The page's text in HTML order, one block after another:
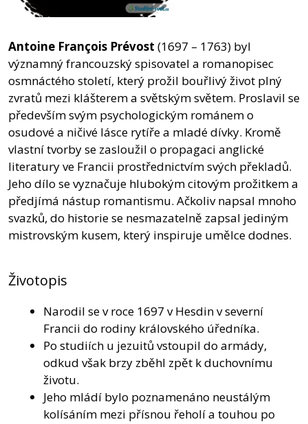
Antoine François Prévost (1697 – 1763) byl
významný francouzský spisovatel a romanopisec
osmnáctého století, který prožil bouřlivý život plný
zvratů mezi klášterem a světským světem. Proslavil se
především svým psychologickým románem o
osudové a ničivé lásce rytíře a mladé dívky. Kromě
vlastní tvorby se zasloužil o propagaci anglické
literatury ve Francii prostřednictvím svých překladů.
Jeho dílo se vyznačuje hlubokým citovým prožitkem a
předjímá nástup romantismu. Ačkoliv napsal mnoho
svazků, do historie se nesmazatelně zapsal jediným
mistrovským kusem, který inspiruje umělce dodnes.
Životopis
Narodil se v roce 1697 v Hesdin v severní
Francii do rodiny královského úředníka.
Po studiích u jezuitů vstoupil do armády,
odkud však brzy zběhl zpět k duchovnímu
životu.
Jeho mládí bylo poznamenáno neustálým
kolísáním mezi přísnou řeholí a touhou po